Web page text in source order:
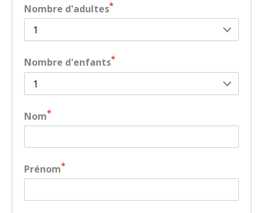
Nombre d'adultes*
Nombre d'enfants*
Nom*
Prénom*